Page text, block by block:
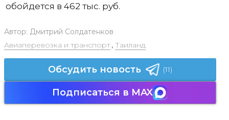
обойдется в 462 тыс. руб.
Автор: Дмитрий Солдатенков
Авиаперевозка и транспорт, Таиланд
Обсудить новость (11)
Подписаться в MAX